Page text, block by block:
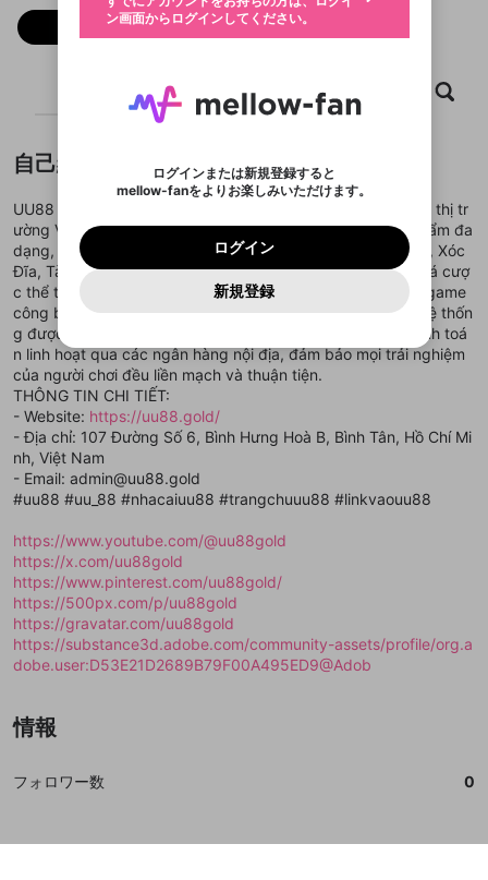
フォロー
動画 キャプチャ プレイリスト
自己紹介
UU88 là nền tảng giải trí trực tuyến uy tín, chuyên biệt cho thị tr
ường Việt Nam. Chúng tôi cung cấp một danh mục sản phẩm đa
dạng, bao gồm các trò chơi casino kinh điển như Baccarat, Xóc
Đĩa, Tài Xỉu, các sản phẩm Slot game hiện đại và dịch vụ cá cượ
c thể thao. UU 88 cam kết xây dựng một môi trường chơi game
công bằng, minh bạch với độ an toàn bảo mật cao nhất. Hệ thốn
g được tối ưu hóa với giao diện tiếng Việt và quy trình thanh toá
n linh hoạt qua các ngân hàng nội địa, đảm bảo mọi trải nghiệm
của người chơi đều liền mạch và thuận tiện.
THÔNG TIN CHI TIẾT:
- Website: https://uu88.gold/
- Địa chỉ: 107 Đường Số 6, Bình Hưng Hoà B, Bình Tân, Hồ Chí Mi
nh, Việt Nam
- Email: admin@uu88.gold
#uu88 #uu_88 #nhacaiuu88 #trangchuuu88 #linkvaouu88
https://www.youtube.com/@uu88gold
https://x.com/uu88gold
https://www.pinterest.com/uu88gold/
https://500px.com/p/uu88gold
https://gravatar.com/uu88gold
https://substance3d.adobe.com/community-assets/profile/org.a
dobe.user:D53E21D2689B79F00A495ED9@Adob
情報
フォロワー数 0
ブロックリストに追加しますか？
キャンセル OK
この動画の公開は終了しました
OK
応援している配信者にファンレターを送ることがで
※ファンレター機能は有料サービスです。
ファンレターを作成
信予定、アーカイブ、アップロード動画) をページ
のトップに1つ固定できます。動画タイトル横のメ
ニューより設定することができます。
動画プレイリストを選択
動画のプレイリストを一つ選択すると、そのプレイ
ることができます。
動画プレイリストを選択
選択できるプレイリストがありません。
動画プレイリストがありません
ポイントが不足しています
ご確認ください
した。 サービスを利用するには変更後の内容を
を確認しました。
確認しました
メールアドレスで新規登録
または
Google
Yahoo! JAPAN
Appleでサインアップ
mellow-fanの利用規約・プライバシーポリシー
サービスとのID連携に関する同意事項
で、次にお進みください
次にお進みください。
け取る
メールアドレスでログイン
または
Google
Yahoo! JAPAN
Appleでサインイン
mellow-fanの利用規約・プライバシーポリシー
サービスとのID連携に関する同意事項
で、次にお進みください
ログイン
ログイン
パスワードを忘れた方はこちら
アカウントをお持ちですか？アカウントを作成する
ン画面からログインしてください。
ログインまたは新規登録すると
mellow-fanをよりお楽しみいただけます。
ログイン
新規登録
登録したメールアドレスを入力し、送信してくださ
再設定する
入力していただいたメールアドレ
スに、パスワード再設定用URLを
のでご確認ください
OK
生年月は登録後に変更できません。
お住まいの地域
ご登録いただいた情報はサービスの向上を目的
として使用いたします。
一部サービスをご利用いただくには、生年月の
登録が必要です。
登録
あとで登録
メイン及びcs.openrec.co.jpドメイン）が受信拒否設
定に含まれていないかご確認ください。
入力
セッションの有効期限が切れたた
プレミアム会員に入会
問題を選択してください
わいせつな表現
著作権の侵害
なりすまし行為
出会いを誘導する行為
ねずみ講やマルチ商法
誤解を招く配信設定
ゲームの録画禁止区域の配信
改造版・海賊版ソフトの配信
政治的・宗教的・人種的な内容
その他の問題
0
報告された問題については、利用規約に違反しているか
どうかをスタッフが確認します。
用することは、利用規約違反になります。
送信
閉じる
Discordアカウントをお持ちでない方
Discordアカウントを作成
Discordは第三者が提供するコミュニティーサービスで、
mellow-fanとは関わりがありません。Discordに関してのお
問い合わせにはお答えすることができません。Discordの仕
様変更により、限定コミュニティ特典の提供が終了する可能
します。
外部サービスとのID連携に関する同意事項
Discordとは？ Discordに参加する